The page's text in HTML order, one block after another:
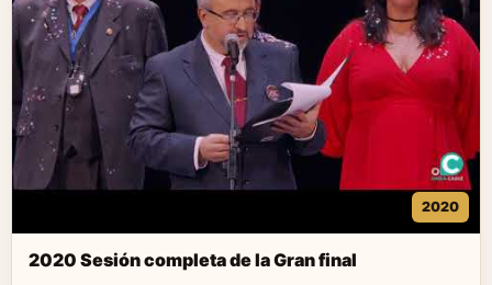
2020
2020 Sesión completa de la Gran final